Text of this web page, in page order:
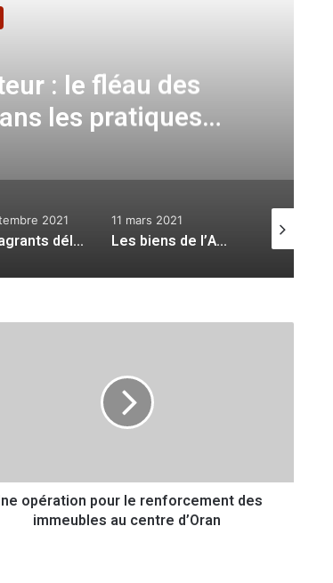
: le fléau des
les pratiques
2021
Les flagrants délits de laxisme et d’incompétence…
11 mars 2021
Les biens de l’APC d’Oran sont toujours convoités
opération pour le renforcement des
immeubles au centre d’Oran